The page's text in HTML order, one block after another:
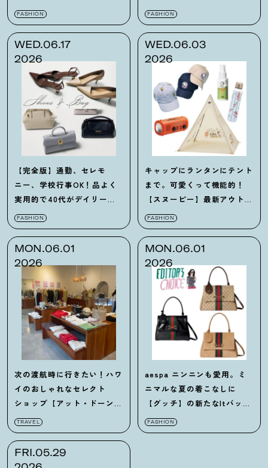
バッグです♡
FASHION
スコラボのバッグ＆ポーチ
FASHION
WED.06.17
2026
【完全版】通勤、セレモ
ニー、学校行事OK！品よく
実用的で40代がデイリーに
使える「靴とバッグ」
FASHION
WED.06.03
2026
キャップにランタンにテント
まで。可愛くって機能的！
【スヌーピー】最新アウトド
アグッズ10選
FASHION
MON.06.01
2026
次の渡航時に行きたい！ハワ
イのおしゃれなセレクト
ショップ【アット・ドーン・
オアフ】知ってる？
TRAVEL
MON.06.01
2026
aespa ニンニンも愛用。ミ
ニマルな夏の着こなしに
【グッチ】の新たなItバッグ
「パパラッツォ」を
FASHION
FRI.05.29